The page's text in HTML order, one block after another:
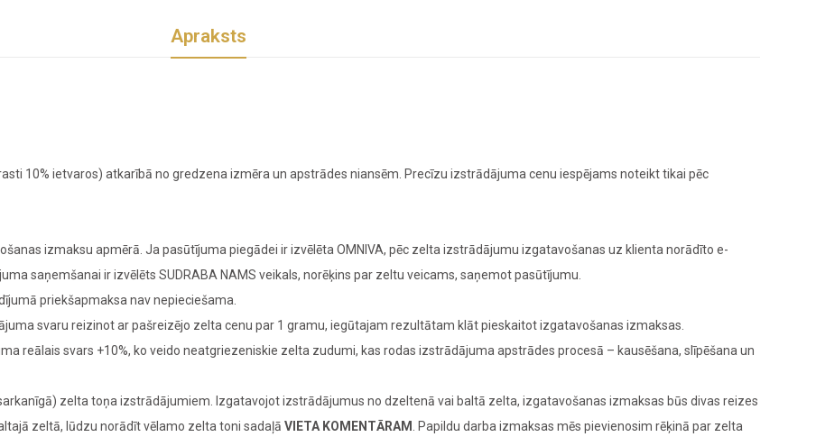
Apraksts
10% ietvaros) atkarībā no gredzena izmēra un apstrādes niansēm. Precīzu izstrādājuma cenu iespējams noteikt tikai pēc
izmaksu apmērā. Ja pasūtījuma piegādei ir izvēlēta OMNIVA, pēc zelta izstrādājumu izgatavošanas uz klienta norādīto e-
saņemšanai ir izvēlēts SUDRABA NAMS veikals, norēķins par zeltu veicams, saņemot pasūtījumu.
priekšapmaksa nav nepieciešama.
svaru reizinot ar pašreizējo zelta cenu par 1 gramu, iegūtajam rezultātam klāt pieskaitot izgatavošanas izmaksas.
reālais svars +10%, ko veido neatgriezeniskie zelta zudumi, kas rodas izstrādājuma apstrādes procesā – kausēšana, slīpēšana un
zelta toņa izstrādājumiem. Izgatavojot izstrādājumus no dzeltenā vai baltā zelta, izgatavošanas izmaksas būs divas reizes
zeltā, lūdzu norādīt vēlamo zelta toni sadaļā VIETA KOMENTĀRAM . Papildu darba izmaksas mēs pievienosim rēķinā par zelta